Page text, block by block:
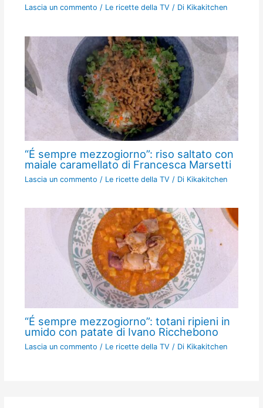
Lascia un commento / Le ricette della TV / Di Kikakitchen
“É sempre mezzogiorno”: riso saltato con
maiale caramellato di Francesca Marsetti
Lascia un commento / Le ricette della TV / Di Kikakitchen
“É sempre mezzogiorno”: totani ripieni in
umido con patate di Ivano Ricchebono
Lascia un commento / Le ricette della TV / Di Kikakitchen